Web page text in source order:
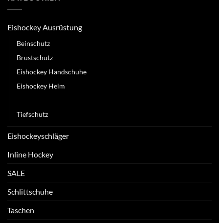
Eishockey Ausrüstung
Beinschutz
Brustschutz
Eishockey Handschuhe
Eishockey Helm
Tiefschutz
Eishockeyschläger
Inline Hockey
SALE
Schlittschuhe
Taschen